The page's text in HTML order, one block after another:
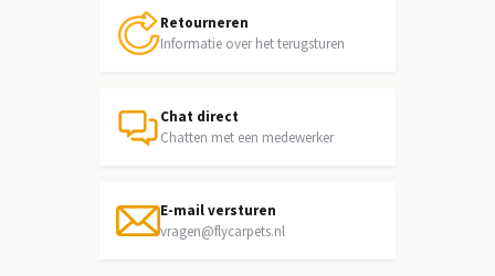
Retourneren
Informatie over het terugsturen
Chat direct
Chatten met een medewerker
E-mail versturen
vragen@flycarpets.nl